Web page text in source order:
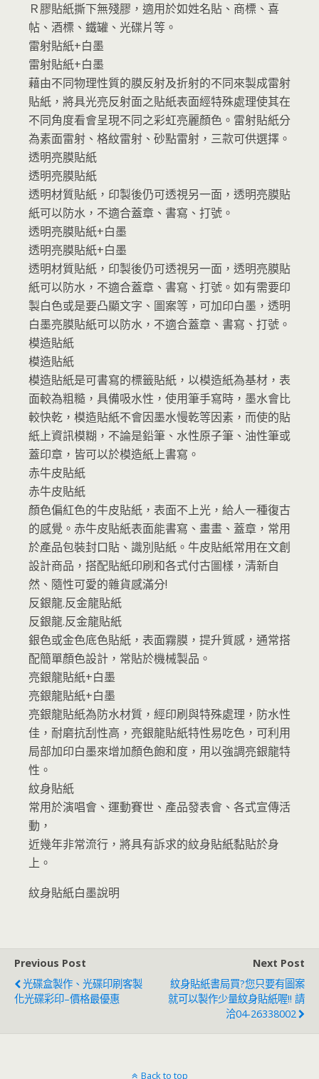
Ｒ膠貼紙撕下無殘膠，適用於如姓名貼、商標、喜
帖、酒標、鐵罐、光碟片等。
雷射貼紙+白墨
雷射貼紙+白墨
藉由不同物理性質的膜反射及折射的不同來製成雷射
貼紙，將具光亮反射面之貼紙表面經特殊處理使其在
不同角度看會呈現不同之彩虹亮麗顏色。雷射貼紙分
為素面雷射、格紋雷射、砂點雷射，三款可供選擇。
透明亮膜貼紙
透明亮膜貼紙
透明材質貼紙，印製後仍可透視另一面，透明亮膜貼
紙可以防水，不適合蓋章、書寫、打號。
透明亮膜貼紙+白墨
透明亮膜貼紙+白墨
透明材質貼紙，印製後仍可透視另一面，透明亮膜貼
紙可以防水，不適合蓋章、書寫、打號。如有需要印
製白色或是要凸顯文字、圖案等，可加印白墨，透明
白墨亮膜貼紙可以防水，不適合蓋章、書寫、打號。
模造貼紙
模造貼紙
模造貼紙是可書寫的標籤貼紙，以模造紙為基材，表
面較為粗糙，具備吸水性，使用筆手寫時，墨水會比
較快乾，模造貼紙不會因墨水慢乾等因素，而使的貼
紙上資訊模糊，不論是鉛筆、水性原子筆、油性筆或
蓋印章，皆可以於模造紙上書寫。
赤牛皮貼紙
赤牛皮貼紙
顏色偏紅色的牛皮貼紙，表面不上光，給人一種復古
的感覺。赤牛皮貼紙表面能書寫、畫畫、蓋章，常用
於產品包裝封口貼、識別貼紙。牛皮貼紙常用在文創
設計商品，搭配貼紙印刷和各式付古圖樣，清新自
然、隨性可愛的雜貨感滿分!
反銀龍.反金龍貼紙
反銀龍.反金龍貼紙
銀色或金色底色貼紙，表面霧膜，提升質感，通常搭
配簡單顏色設計，常貼於機械製品。
亮銀龍貼紙+白墨
亮銀龍貼紙+白墨
亮銀龍貼紙為防水材質，經印刷與特殊處理，防水性
佳，耐磨抗刮性高，亮銀龍貼紙特性易吃色，可利用
局部加印白墨來增加顏色飽和度，用以強調亮銀龍特
性。
紋身貼紙
常用於演唱會、運動賽世、產品發表會、各式宣傳活
動，
近幾年非常流行，將具有訴求的紋身貼紙黏貼於身
上。
紋身貼紙白墨說明
Previous Post
光碟盒製作、光碟印刷客製
化光碟彩印–價格最優惠
Next Post
紋身貼紙書局買?您只要有圖案
就可以製作少量紋身貼紙喔!! 請
洽04-26338002
Back to top